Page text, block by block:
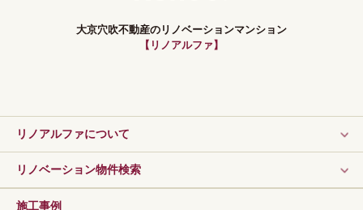
大京穴吹不動産のリノベーションマンション
【リノアルファ】
リノアルファについて
リノベーション物件検索
施工事例